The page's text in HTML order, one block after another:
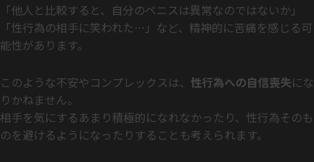
「他人と比較すると、自分のペニスは異常なのではないか」
「性行為の相手に笑われた…」など、精神的に苦痛を感じる可
能性があります。
このような不安やコンプレックスは、 性行為への自信喪失にな
りかねません。
相手を気にするあまり積極的になれなかったり、性行為そのも
のを避けるようになったりすることも考えられます。